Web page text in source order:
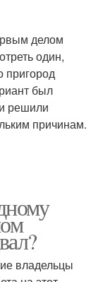
делом
один,
пригород
был
решили
причинам.
владельцы